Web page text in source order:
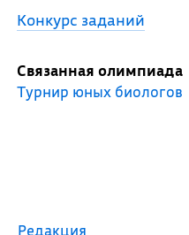
Конкурс заданий
Связанная олимпиада
Турнир юных биологов
Редакция